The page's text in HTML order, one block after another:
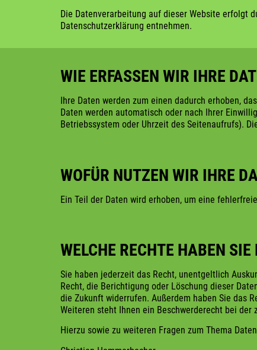
Die Datenverarbeitung auf dieser Website erfolgt
Datenschutzerklärung entnehmen.
WIE ERFASSEN WIR IHRE
Ihre Daten werden zum einen dadurch erhoben,
Daten werden automatisch oder nach Ihrer
Betriebssystem oder Uhrzeit des Seitenaufrufs).
WOFÜR NUTZEN WIR IHRE
Ein Teil der Daten wird erhoben, um eine
WELCHE RECHTE HABEN
Sie haben jederzeit das Recht, unentgeltlich
Recht, die Berichtigung oder Löschung dieser
die Zukunft widerrufen. Außerdem haben Sie das
Weiteren steht Ihnen ein Beschwerderecht bei der
Hierzu sowie zu weiteren Fragen zum Thema